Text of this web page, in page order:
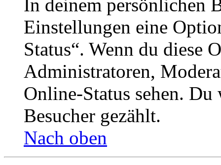
In deinem persönlichen
Einstellungen eine
Status“. Wenn du diese
Administratoren,
Online-Status sehen.
Besucher gezählt.
Nach oben